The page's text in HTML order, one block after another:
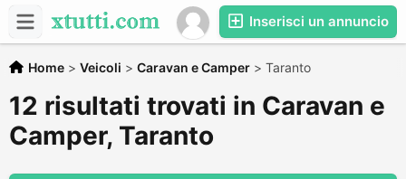
Inserisci un annuncio
Home > Veicoli > Caravan e Camper > Taranto
12 risultati trovati in Caravan e
Camper, Taranto